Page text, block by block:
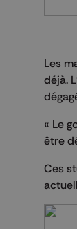
Les
déjà.
« Le
être
Ces